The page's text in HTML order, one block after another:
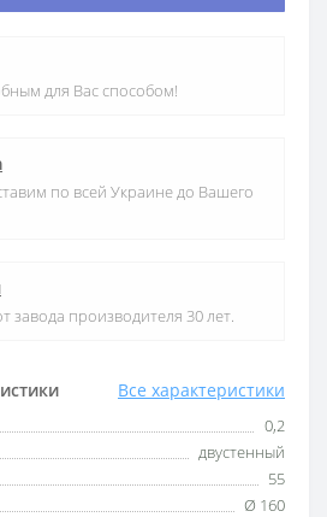
Все характеристики
0,2
двустенный
55
Ø 160
для Вас способом!
по всей Украине до Вашего
завода производителя 30 лет.